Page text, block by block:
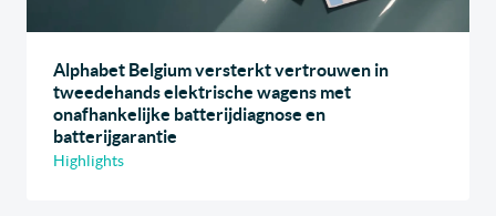
Alphabet Belgium versterkt vertrouwen in
tweedehands elektrische wagens met
onafhankelijke batterijdiagnose en
batterijgarantie
Highlights